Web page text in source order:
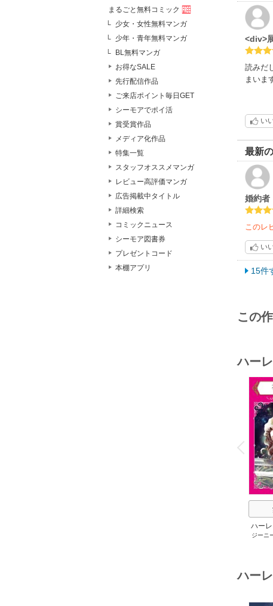
まるごと無料コミック
少女・女性無料マンガ
少年・青年無料マンガ
BL無料マンガ
お得なSALE
先行配信作品
ご来店ポイント毎日GET
シーモアでポイ活
賞受賞作品
メディア化作品
特集一覧
スタッフオススメマンガ
レビュー高評価マンガ
広告掲載中タイトル
詳細検索
コミックニュース
シーモア図書券
プレゼントコード
本棚アプリ
<div>
読みだ
まいま
い
最新
婚約者
このレ
い
15件
この
ハー
P
r
e
i
o
u
ハー
セッ
ジーニ
ハー